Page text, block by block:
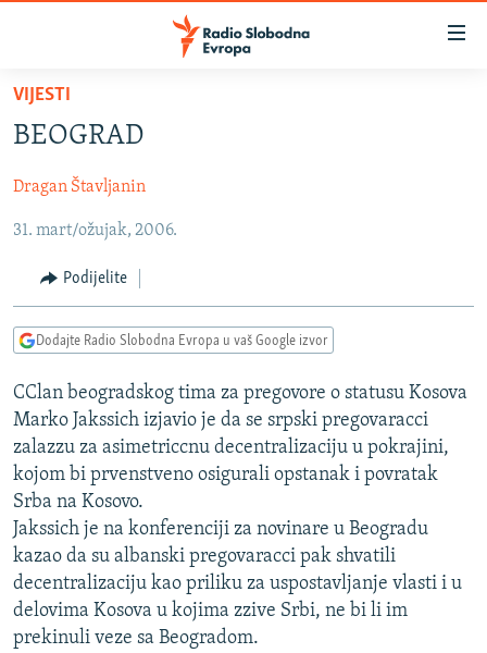
Pređite
glavni
Pređite
na
navigaciju
Pređite
na
pretragu
SRBIJA
KOSOVO
CRNA GORA
VIZUELNO
VIDEO
FOTOGALERIJE
INFOGRAFIKE
PODCASTI
RAT U UKRAJINI
KINA NA BALKANU
RSE PRIČE IZ SVIJETA
ISPRIČAJ MI
DNEVNO@RSE
SPECIJALI RSE
VIŠE OD NASLOVA
PRATITE NAS
VIJESTI
BEOGRAD
Dragan Štavljanin
31. mart/ožujak, 2006.
Podijelite
Dodajte Radio Slobodna Evropa u vaš Google izvor
CClan beogradskog tima za pregovore o statusu Kosova
Marko Jakssich izjavio je da se srpski pregovaracci
zalazzu za asimetriccnu decentralizaciju u pokrajini,
kojom bi prvenstveno osigurali opstanak i povratak
Srba na Kosovo.
Jakssich je na konferenciji za novinare u Beogradu
kazao da su albanski pregovaracci pak shvatili
decentralizaciju kao priliku za uspostavljanje vlasti i u
delovima Kosova u kojima zzive Srbi, ne bi li im
prekinuli veze sa Beogradom.